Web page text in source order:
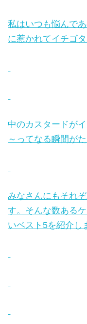
私はいつも悩んで
に惹かれてイチゴ
中のカスタードが
～ってなる瞬間が
みなさんにもそれ
す。そんな数ある
いベスト5を紹介し